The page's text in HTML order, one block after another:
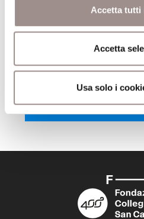
Accetta tutti
Accetta
Usa solo i
Pagine
200
Editore il
Trova il volume alla